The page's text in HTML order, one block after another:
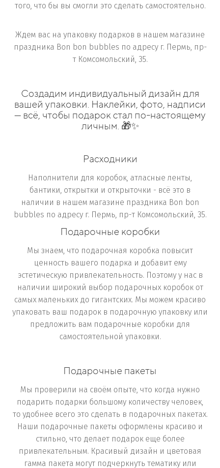
того, что бы вы смогли это сделать самостоятельно.
Ждем вас на упаковку подарков в нашем магазине
праздника Bon bon bubbles по адресу г. Пермь, пр-
т Комсомольский, 35.
Создадим индивидуальный дизайн для
вашей упаковки. Наклейки, фото, надписи
— всё, чтобы подарок стал по-настоящему
личным. 🎁✨
Расходники
Наполнители для коробок, атласные ленты,
бантики, открытки и открыточки - всё это в
наличии в нашем магазине праздника Bon bon
bubbles по адресу г. Пермь, пр-т Комсомольский, 35.
Подарочные коробки
Мы знаем, что подарочная коробка повысит
ценность вашего подарка и добавит ему
эстетическую привлекательность. Поэтому у нас в
наличии широкий выбор подарочных коробок от
самых маленьких до гигантских. Мы можем красиво
упаковать ваш подарок в подарочную упаковку или
предложить вам подарочные коробки для
самостоятельной упаковки.
Подарочные пакеты
Мы проверили на своём опыте, что когда нужно
подарить подарки большому количеству человек,
то удобнее всего это сделать в подарочных пакетах.
Наши подарочные пакеты оформлены красиво и
стильно, что делает подарок еще более
привлекательным. Красивый дизайн и цветовая
гамма пакета могут подчеркнуть тематику или